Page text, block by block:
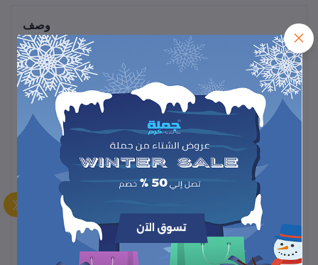
وصف
صحن طبخ البيض في الميكروويف عملي وسريع، يسمح بتحضير البيض
المسلوق أو الأومليت بسهولة، تصميم آمن وسهل التنظيف للاستخدام
اليومي.